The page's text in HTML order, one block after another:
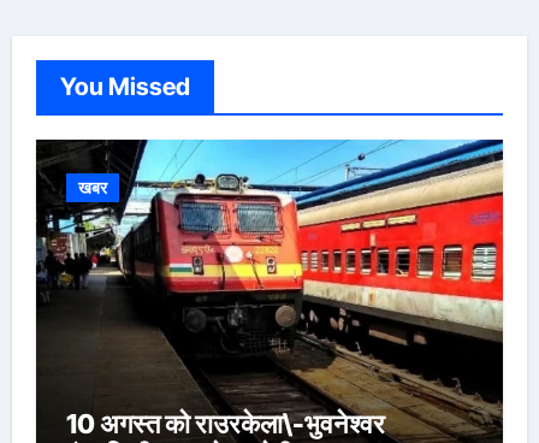
You Missed
खबर
10 अगस्त को राउरकेला\-भुवनेश्वर